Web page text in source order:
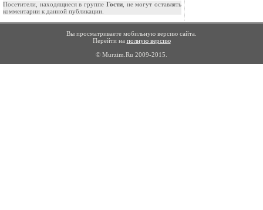
Посетители, находящиеся в группе Гости, не могут оставлять
комментарии к данной публикации.
Вы просматриваете мобильную версию сайта.
Перейти на полную версию
© Murzim.Ru 2009-2015.